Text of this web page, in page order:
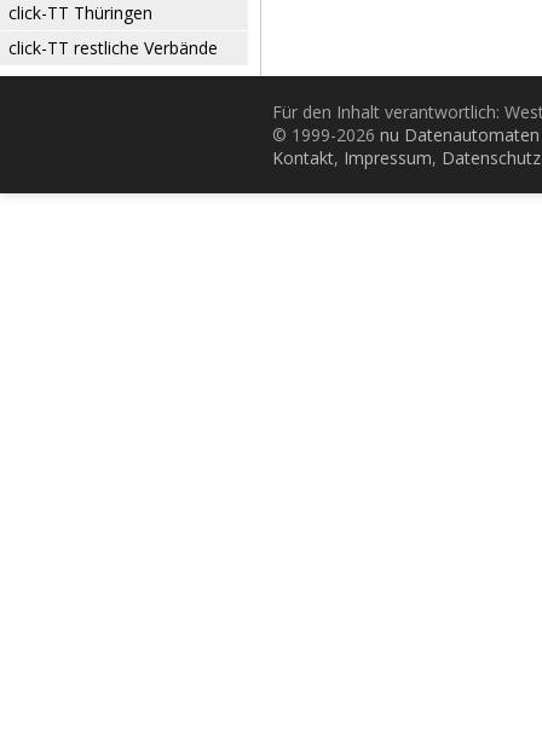
click-TT Thüringen
click-TT restliche Verbände
Für den Inhalt verantwortlich:
© 1999-2026 nu
Kontakt, Impressum, Datenschutz